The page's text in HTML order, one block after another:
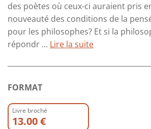
des poètes où ceux-ci auraient pris
nouveauté des conditions de la
pour les philosophes? Et si la
répondr ... Lire la suite
FORMAT
Livre broché
13.00 €